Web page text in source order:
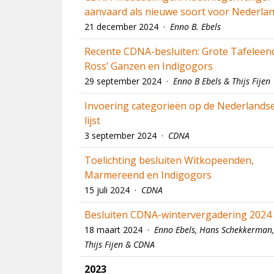
aanvaard als nieuwe soort voor
21 december 2024 · Enno B. Ebels
Recente CDNA-besluiten: Grote
Ross’ Ganzen en Indigogors
29 september 2024 · Enno B Ebels & Thijs Fijen
Invoering categorieën op de
lijst
3 september 2024 · CDNA
Toelichting besluiten Witkopeenden,
Marmereend en Indigogors
15 juli 2024 · CDNA
Besluiten CDNA-wintervergadering 2024
18 maart 2024 · Enno Ebels, Hans Schekkerman,
Thijs Fijen & CDNA
2023